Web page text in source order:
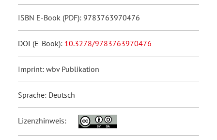
ISBN E-Book (PDF): 9783763970476
DOI (E-Book): 10.3278/9783763970476
Imprint: wbv Publikation
Sprache: Deutsch
Lizenzhinweis: